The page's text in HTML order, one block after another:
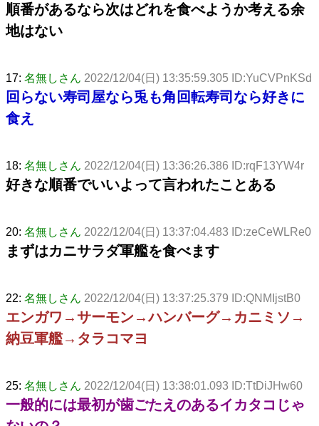
順番があるなら次はどれを食べようか考える余
地はない
17: 名無しさん 2022/12/04(日) 13:35:59.305 ID:YuCVPnKSd
回らない寿司屋なら兎も角回転寿司なら好きに
食え
18: 名無しさん 2022/12/04(日) 13:36:26.386 ID:rqF13YW4r
好きな順番でいいよって言われたことある
20: 名無しさん 2022/12/04(日) 13:37:04.483 ID:zeCeWLRe0
まずはカニサラダ軍艦を食べます
22: 名無しさん 2022/12/04(日) 13:37:25.379 ID:QNMIjstB0
エンガワ→サーモン→ハンバーグ→カニミソ→
納豆軍艦→タラコマヨ
25: 名無しさん 2022/12/04(日) 13:38:01.093 ID:TtDiJHw60
一般的には最初が歯ごたえのあるイカタコじゃ